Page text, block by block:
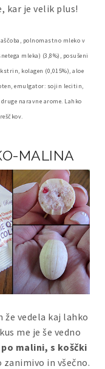
kar je velik plus!
polnomastno mleko v
mleka) (3,8%), posušeni
kolagen (0,015%), aloe
emulgator: sojin lecitin,
naravne arome. Lahko
MALINA
že vedela kaj lahko
me je še vedno
malini, s koščki
zanimivo in všečno.